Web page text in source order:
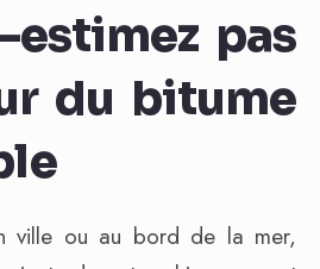
estimez pas
du bitume
ville ou au bord de la mer,